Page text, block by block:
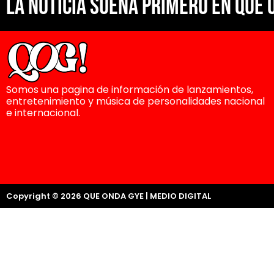
La noticia suena primero en Que
Somos una pagina de información de lanzamientos,
entretenimiento y música de personalidades nacional
e internacional.
Copyright © 2026 QUE ONDA GYE | MEDIO DIGITAL